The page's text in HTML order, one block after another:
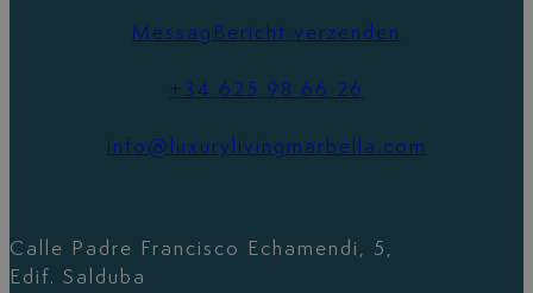
MessagBericht verzenden
+34 625 98 66 26
info@luxurylivingmarbella.com
Calle Padre Francisco Echamendi, 5,
Edif. Salduba